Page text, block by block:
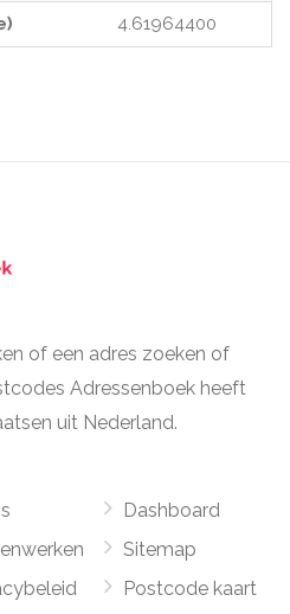
4.61964400
of een adres zoeken of
Adressenboek heeft
uit Nederland.
Dashboard
Sitemap
Postcode kaart